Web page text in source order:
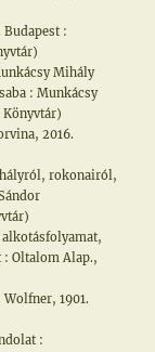
:
Mihály
: Munkácsy
2016.
rokonairól,
: Oltalom Alap.,
1901.
: